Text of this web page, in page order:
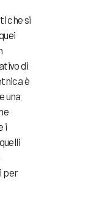
che si
di
è
una
i
per